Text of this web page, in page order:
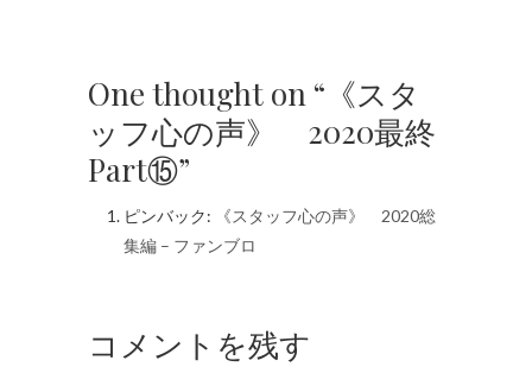
One thought on “《スタ
ッフ心の声》 2020最終
Part⑮”
ピンバック:
《スタッフ心の声》 2020総
集編 – ファンブロ
コメントを残す